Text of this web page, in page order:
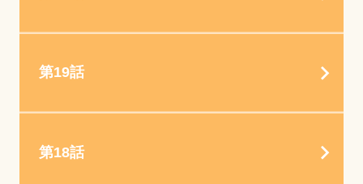
第19話
第18話